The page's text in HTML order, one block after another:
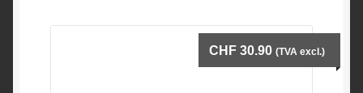
CHF 30.90 (TVA excl.)